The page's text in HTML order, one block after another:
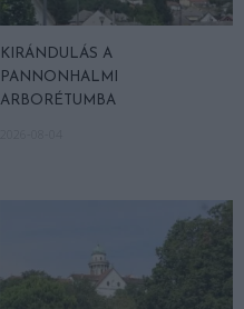
KIRÁNDULÁS A
PANNONHALMI
ARBORÉTUMBA